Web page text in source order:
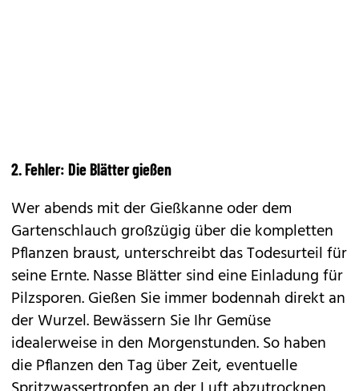
2. Fehler: Die Blätter gießen
Wer abends mit der Gießkanne oder dem
Gartenschlauch großzügig über die kompletten
Pflanzen braust, unterschreibt das Todesurteil für
seine Ernte. Nasse Blätter sind eine Einladung für
Pilzsporen. Gießen Sie immer bodennah direkt an
der Wurzel. Bewässern Sie Ihr Gemüse
idealerweise in den Morgenstunden. So haben
die Pflanzen den Tag über Zeit, eventuelle